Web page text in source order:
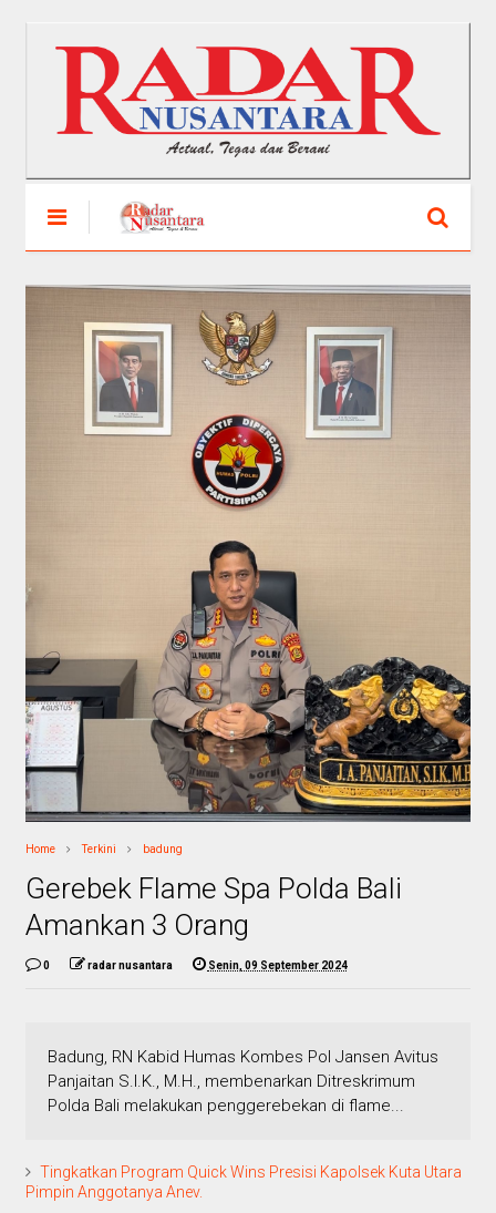
Home Terkini badung
Gerebek Flame Spa Polda Bali
Amankan 3 Orang
0 radar nusantara Senin, 09 September 2024
Badung, RN Kabid Humas Kombes Pol Jansen Avitus
Panjaitan S.I.K., M.H., membenarkan Ditreskrimum
Polda Bali melakukan penggerebekan di flame...
Tingkatkan Program Quick Wins Presisi Kapolsek Kuta Utara
Pimpin Anggotanya Anev.